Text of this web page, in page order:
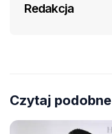
Redakcja
Czytaj podobne